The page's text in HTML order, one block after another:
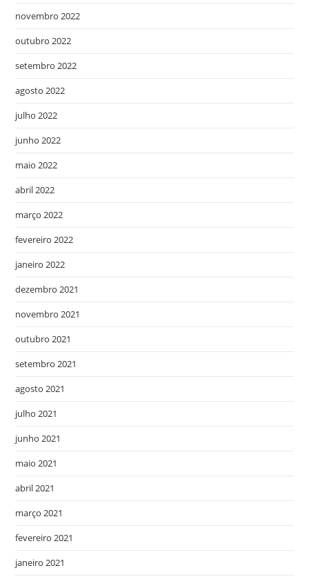
novembro 2022
outubro 2022
setembro 2022
agosto 2022
julho 2022
junho 2022
maio 2022
abril 2022
março 2022
fevereiro 2022
janeiro 2022
dezembro 2021
novembro 2021
outubro 2021
setembro 2021
agosto 2021
julho 2021
junho 2021
maio 2021
abril 2021
março 2021
fevereiro 2021
janeiro 2021